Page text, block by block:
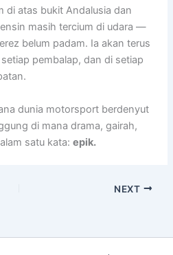
di atas bukit Andalusia dan
masih tercium di udara —
belum padam. Ia akan terus
pembalap, dan di setiap
dunia motorsport berdenyut
di mana drama, gairah,
satu kata:epik.
NEXT